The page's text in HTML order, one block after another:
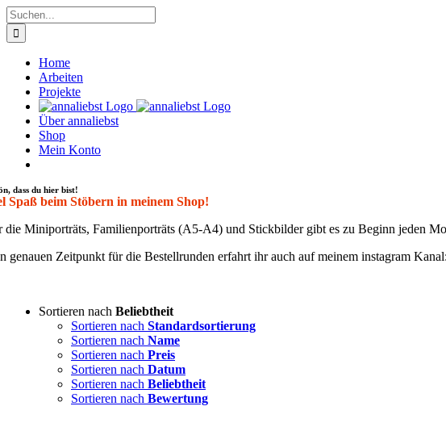
Zum
Inhalt
springen
Suche
nach:
Home
Arbeiten
Projekte
Über annaliebst
Shop
Mein Konto
dass du hier bist!
Spaß beim Stöbern in meinem Shop!
die Mini­por­träts, Fami­li­en­por­träts (A5-A4) und Stick­bil­der gibt es zu Beginn jeden
genau­en Zeit­punkt für die Bestell­run­den erfahrt ihr auch auf mei­nem insta­gram Kanal:
Sortieren nach Beliebtheit
Sortieren nach Standardsortierung
Sortieren nach Name
Sortieren nach Preis
Sortieren nach Datum
Sortieren nach Beliebtheit
Sortieren nach Bewertung